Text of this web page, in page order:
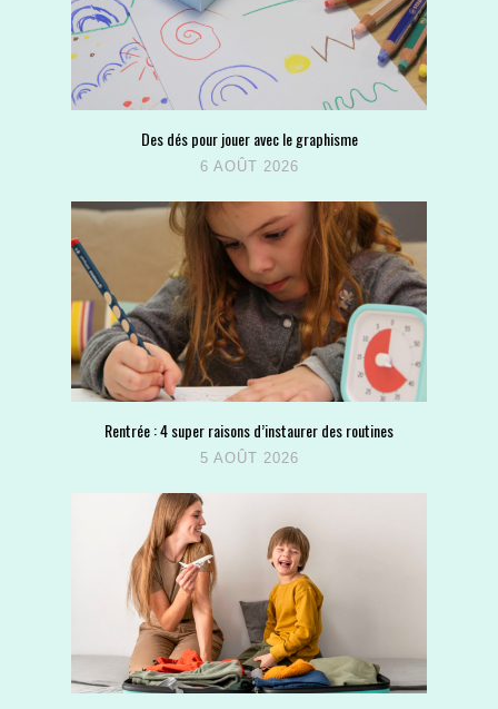
Des dés pour jouer avec le graphisme
6 AOÛT 2026
Rentrée : 4 super raisons d’instaurer des routines
5 AOÛT 2026